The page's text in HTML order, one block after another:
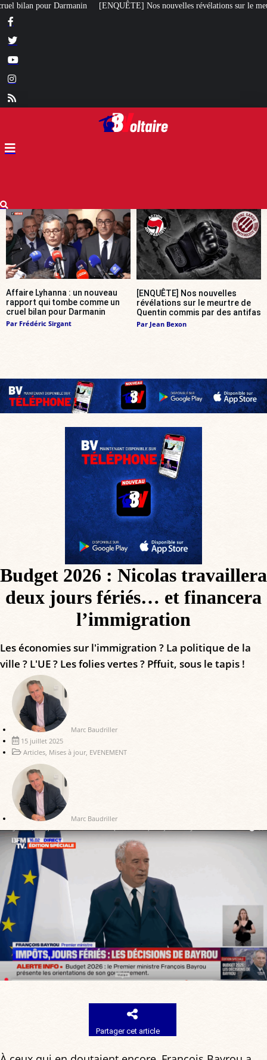
Nos nouvelles révélations sur le meurtre de Quentin commis par des
Affaire Lyhanna : un nouveau
rapport qui tombe comme un
cruel bilan pour Darmanin
Par Frédéric Sirgant
[ENQUÊTE] Nos nouvelles
révélations sur le meurtre de
Quentin commis par des antifas
Par Jean Bexon
Budget 2026 : Nicolas travaillera
deux jours fériés… et financera
l’immigration
Les économies sur l'immigration ? La politique de la
ville ? L'UE ? Les folies vertes ? Pffuit, sous le tapis !
Marc Baudriller
15 juillet 2025
Articles, Mises à jour, EVENEMENT
Marc Baudriller
Partager cet article